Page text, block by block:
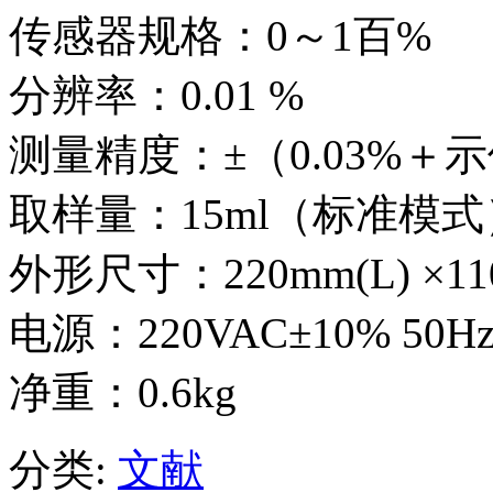
传感器规格：0～1百%
分辨率：0.01 %
测量精度：±（0.03%＋
取样量：15ml（标准模
外形尺寸：220mm(L)
电源：220VAC±10%
净重：0.6kg
分类: 文献